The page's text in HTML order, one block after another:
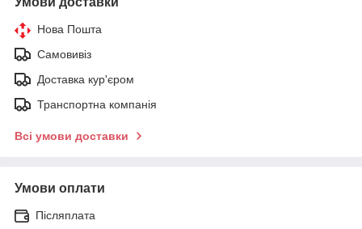
Нова Пошта
Самовивіз
Доставка кур'єром
Транспортна компанія
Всі умови доставки
Умови оплати
Післяплата